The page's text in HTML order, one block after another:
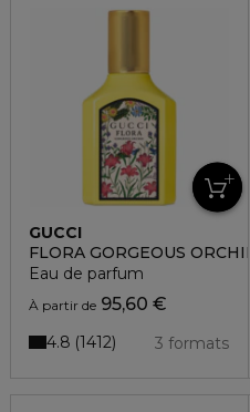
GUCCI
FLORA GORGEOUS ORCHID
Eau de parfum
À partir de 95,60 €
3 formats
4.8 1412